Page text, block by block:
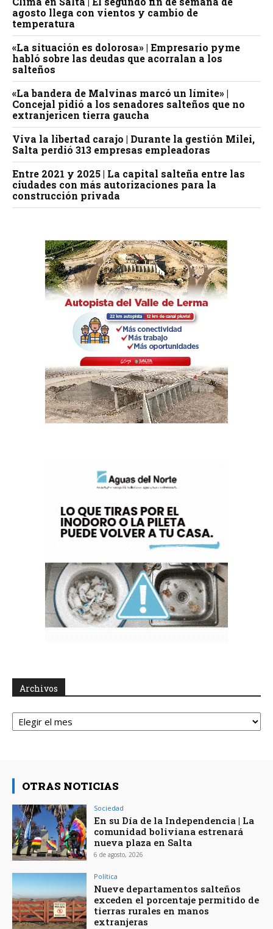
agosto llega con vientos y cambio de
temperatura
«La situación es dolorosa» | Empresario pyme
habló sobre las deudas que acorralan a los
salteños
«La bandera de Malvinas marcó un límite» |
Concejal pidió a los senadores salteños que no
extranjericen tierra gaucha
Viva la libertad carajo | Durante la gestión Milei,
Salta perdió 313 empresas empleadoras
Entre 2021 y 2025 | La capital salteña entre las
ciudades con más autorizaciones para la
construcción privada
Archivos
Archivos
OTRAS NOTICIAS
Sociedad
En su Día de la Independencia | La
comunidad boliviana estrenará
nueva plaza en Salta
6 de agosto, 2026
Política
Nueve departamentos salteños
exceden el porcentaje permitido de
tierras rurales en manos
extranjeras